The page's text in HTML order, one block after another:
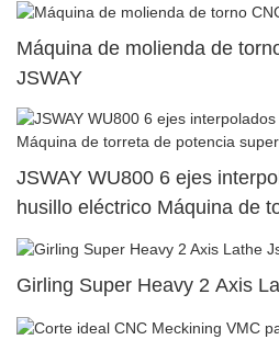
Máquina de molienda de
JSWAY
JSWAY WU800 6 ejes
husillo eléctrico Máquina de
superior dual31
Girling Super Heavy 2 Axis